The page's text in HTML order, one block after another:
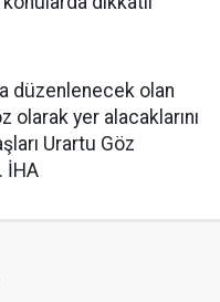
düzenlenecek olan
olarak yer alacaklarını
Urartu Göz
İHA